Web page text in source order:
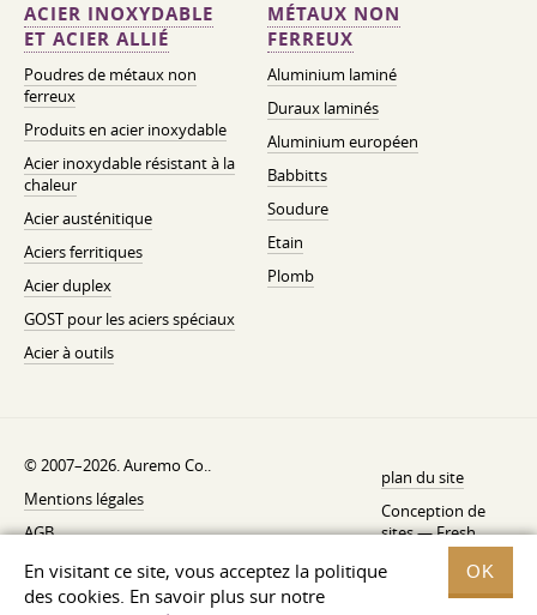
En visitant ce site, vous acceptez la politique
des cookies. En savoir plus sur notre
OK
ACIER INOXYDABLE
ET ACIER ALLIÉ
Poudres de métaux non
ferreux
Produits en acier inoxydable
Acier inoxydable résistant à la
chaleur
Acier austénitique
Aciers ferritiques
Acier duplex
GOST pour les aciers spéciaux
Acier à outils
MÉTAUX NON
FERREUX
Aluminium laminé
Duraux laminés
Aluminium européen
Babbitts
Soudure
Etain
Plomb
© 2007–2026. Auremo Co..
Mentions légales
AGB
Politique de rétractation
Politique de confidentialité
plan du site
Conception de
sites —Fresh